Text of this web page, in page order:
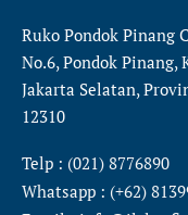
Ruko Pondok Pinang
No.6, Pondok Pinang,
Jakarta Selatan,
12310
Telp : (021) 8776890
Whatsapp : (+62)